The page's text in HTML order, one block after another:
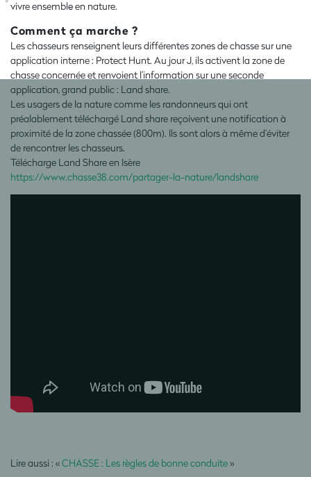
vivre ensemble en nature.
Comment ça marche ?
Les chasseurs renseignent leurs différentes zones de chasse sur une
application interne : Protect Hunt. Au jour J, ils activent la zone de
chasse concernée et renvoient l’information sur une seconde
application, grand public : Land share.
Les usagers de la nature comme les randonneurs qui ont
préalablement téléchargé Land share reçoivent une notification à
proximité de la zone chassée (800m). Ils sont alors à même d’éviter
de rencontrer les chasseurs.
Télécharge Land Share en Isère
https://www.chasse38.com/partager-la-nature/landshare
Lire aussi : «CHASSE : Les règles de bonne conduite»